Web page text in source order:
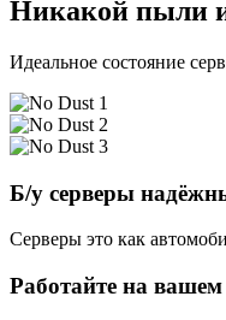
Никакой пыли
Идеальное состояние
Б/у серверы
Серверы это как
Работайте на вашем